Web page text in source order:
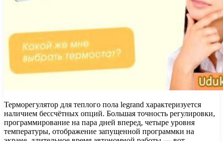
Терморегулятор для теплого пола legrand характеризуется
наличием бессчётных опций. Большая точность регулировки,
программирование на пара дней вперед, четыре уровня
температуры, отображение запущенной программки на